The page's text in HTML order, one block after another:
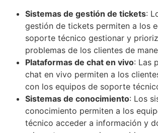
Sistemas de gestión de tickets:
gestión de tickets permiten a los
soporte técnico gestionar y
problemas de los clientes de
Plataformas de chat en vivo: Las
chat en vivo permiten a los
con los equipos de soporte
Sistemas de conocimiento: Los
conocimiento permiten a los
técnico acceder a información y